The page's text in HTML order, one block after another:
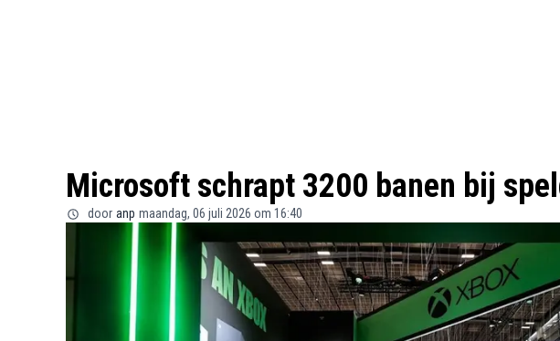
Microsoft schrapt 3200 banen bij
door anp maandag, 06 juli 2026 om 16:40